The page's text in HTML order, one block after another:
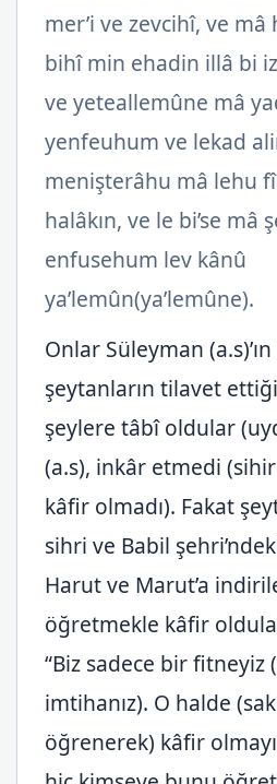
mer’i ve zevcihî, ve
bihî min ehadin illâ bi
ve yeteallemûne mâ
yenfeuhum ve lekad
menişterâhu mâ lehu
halâkın, ve le bi’se mâ
enfusehum lev kânû
ya’lemûn(ya’lemûne).
Onlar Süleyman
şeytanların tilavet
şeylere tâbî oldular
(a.s), inkâr etmedi
kâfir olmadı). Fakat
sihri ve Babil
Harut ve Marut’a
öğretmekle kâfir
“Biz sadece bir fitneyiz
imtihanız). O halde
öğrenerek) kâfir